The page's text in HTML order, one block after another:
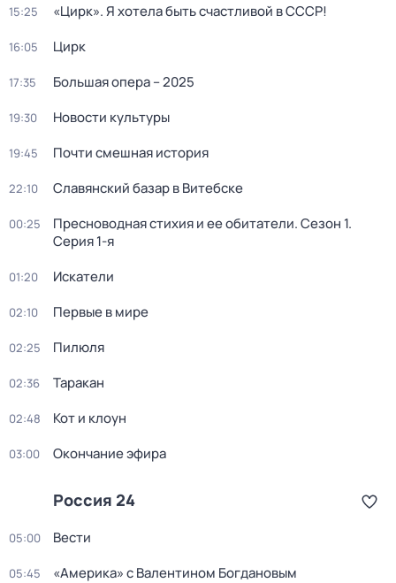
15:25 «Цирк». Я хотела быть счастливой в СССР!
16:05 Цирк
17:35 Большая опера – 2025
19:30 Новости культуры
19:45 Почти смешная история
22:10 Славянский базар в Витебске
00:25 Пресноводная стихия и ее обитатели. Сезон 1.
Серия 1-я
01:20 Искатели
02:10 Первые в мире
02:25 Пилюля
02:36 Таракан
02:48 Кот и клоун
03:00 Окончание эфира
Россия 24
05:00 Вести
05:45 «Америка» с Валентином Богдановым